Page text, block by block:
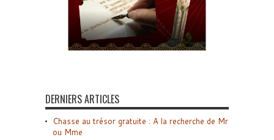
DERNIERS ARTICLES
Chasse au trésor gratuite : A la recherche de Mr
ou Mme